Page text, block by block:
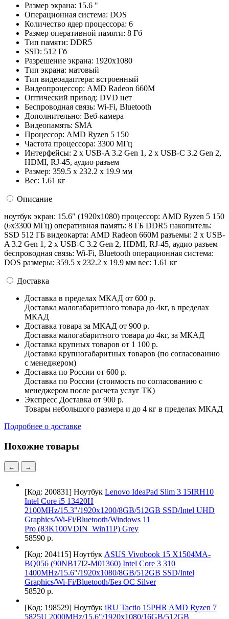
Размер экрана: 15.6 "
Операционная система: DOS
Количество ядер процессора: 6
Размер оперативной памяти: 8 Гб
Тип памяти: DDR5
SSD: 512 Гб
Разрешение экрана: 1920x1080
Тип экрана: матовый
Тип видеоадаптера: встроенный
Видеопроцессор: AMD Radeon 660M
Оптический привод: DVD нет
Беспроводная связь: Wi-Fi, Bluetooth
Дополнительно: Веб-камера
Видеопамять: SMA
Процессор: AMD Ryzen 5 150
Частота процессора: 3300 МГц
Интерфейсы: 2 x USB-A 3.2 Gen 1, 2 x USB-C 3.2 Gen 2,
HDMI, RJ-45, аудио разъем
Размер: 359.5 x 232.2 x 19.9 мм
Вес: 1.61 кг
Описание
ноутбук экран: 15.6" (1920x1080) процессор: AMD Ryzen 5 150
(6x3300 МГц) оперативная память: 8 ГБ DDR5 накопитель:
SSD 512 ГБ видеокарта: AMD Radeon 660M разъемы: 2 x USB-
A 3.2 Gen 1, 2 x USB-C 3.2 Gen 2, HDMI, RJ-45, аудио разъем
беспроводная связь: Wi-Fi, Bluetooth операционная система:
DOS pазмеры: 359.5 x 232.2 x 19.9 мм вес: 1.61 кг
Доставка
Доставка в пределах МКАД от 600 р.
Доставка малогабаритного товара до 4кг, в пределах
МКАД
Доставка товара за МКАД от 900 р.
Доставка малогабаритного товара до 4кг, за МКАД
Доставка крупных товаров от 1 100 р.
Доставка крупногабаритных товаров (по согласованию
с менеджером)
Доставка по России от 600 р.
Доставка по России (стоимость по согласованию с
менеджером после расчета услуг ТК)
Экспресс Доставка от 900 р.
Товары небольшого размера и до 4 кг в пределах МКАД
Подробнее о доставке
Похожие товары
← →
[Код: 200831] Ноутбук Lenovo IdeaPad Slim 3 15IRH10
Intel Core i5 13420H
2100MHz/15.3"/1920x1200/8GB/512GB SSD/Intel UHD
Graphics/Wi-Fi/Bluetooth/Windows 11
Pro (83K100VDIN_Win11P) Grey
58590 р.
[Код: 204115] Ноутбук ASUS Vivobook 15 X1504MA-
BQ056 (90NB17I2-M01360) Intel Core 3 310
1400MHz/15.6"/1920x1080/8GB/512GB SSD/Intel
Graphics/Wi-Fi/Bluetooth/Без ОС Silver
58520 р.
[Код: 198529] Ноутбук iRU Tactio 15PHR AMD Ryzen 7
5825U 2000MHz/15.6"/1920x1080/16GB/512GB